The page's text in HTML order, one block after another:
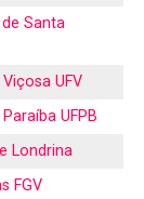
Santa
UFV
UFPB
Londrina
FGV